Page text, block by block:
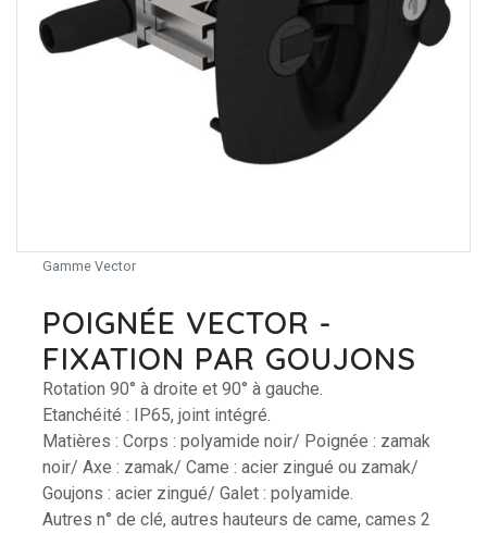
Gamme Vector
POIGNÉE VECTOR -
FIXATION PAR GOUJONS
Rotation 90° à droite et 90° à gauche.
Etanchéité : IP65, joint intégré.
Matières : Corps : polyamide noir/ Poignée : zamak
noir/ Axe : zamak/ Came : acier zingué ou zamak/
Goujons : acier zingué/ Galet : polyamide.
Autres n° de clé, autres hauteurs de came, cames 2